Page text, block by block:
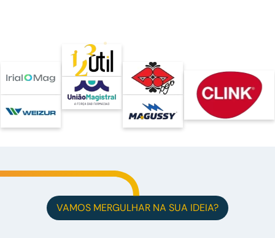
VAMOS MERGULHAR NA SUA IDEIA?